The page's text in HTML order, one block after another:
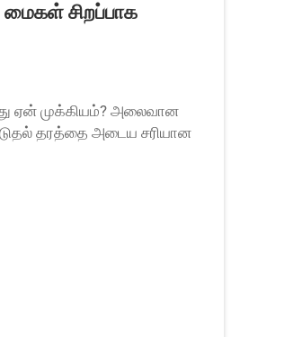
சிறப்பாக
ஏன் முக்கியம்? அலைவான
தரத்தை அடைய சரியான
உரசலாகவும், அதிக